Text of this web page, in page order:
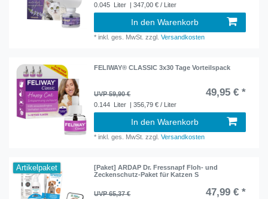
0.045 Liter | 347,00 € / Liter
In den Warenkorb
*inkl. ges. MwSt. zzgl.Versandkosten
FELIWAY® CLASSIC 3x30 Tage Vorteilspack
UVP 59,90 € 49,95 € *
0.144 Liter | 356,79 € / Liter
In den Warenkorb
*inkl. ges. MwSt. zzgl.Versandkosten
Artikelpaket
[Paket] ARDAP Dr. Fressnapf Floh- und
Zeckenschutz-Paket für Katzen S
UVP 65,37 € 47,99 € *